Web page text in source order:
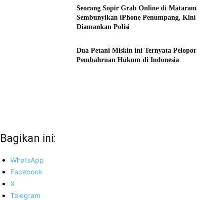
Seorang Sopir Grab Online di Mataram
Sembunyikan iPhone Penumpang, Kini
Diamankan Polisi
Dua Petani Miskin ini Ternyata Pelopor
Pembahruan Hukum di Indonesia
Bagikan ini:
WhatsApp
Facebook
X
Telegram